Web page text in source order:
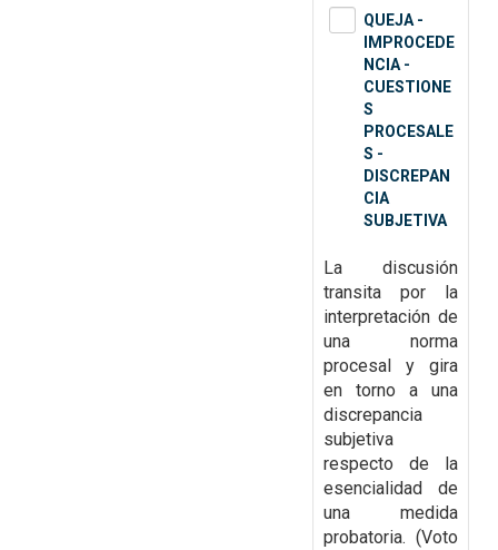
QUEJA -
IMPROCEDE
NCIA -
CUESTIONE
S
PROCESALE
S -
DISCREPAN
CIA
SUBJETIVA
La discusión
transita por la
interpretación de
una norma
procesal y gira
en torno a una
discrepancia
subjetiva
respecto de la
esencialidad de
una medida
probatoria. (Voto